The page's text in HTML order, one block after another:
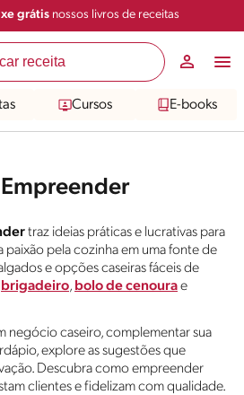
grátisnossos livros de receitas
Cursos E-books
traz ideias práticas e lucrativas para
paixão pela cozinha em uma fonte de
e opções caseiras fáceis de
brigadeiro, bolo de cenourae
negócio caseiro, complementar sua
explore as sugestões que
Descubra como empreender
clientes e fidelizam com qualidade.